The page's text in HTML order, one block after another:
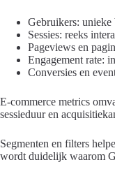
Gebruikers: unieke
Sessies: reeks
Pageviews en
Engagement rate:
Conversies en
E-commerce metrics
sessieduur en
Segmenten en filters
wordt duidelijk waarom